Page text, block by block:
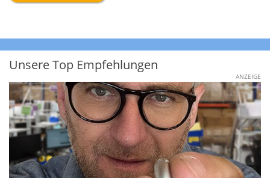
Unsere Top Empfehlungen
ANZEIGE